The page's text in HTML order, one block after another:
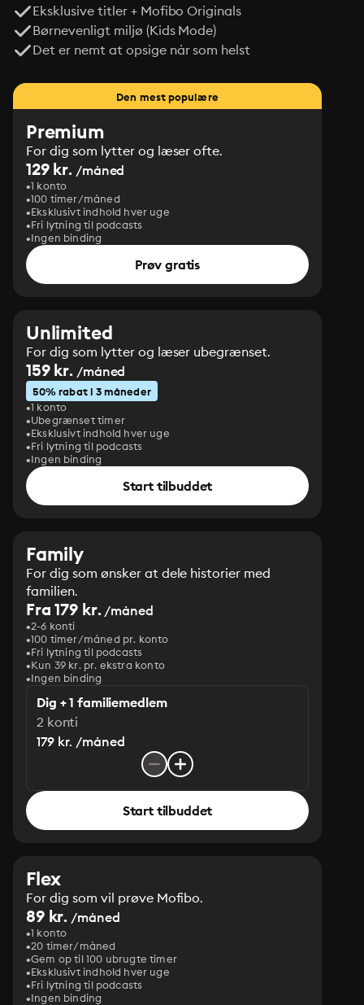
Eksklusive titler + Mofibo Originals
Børnevenligt miljø (Kids Mode)
Det er nemt at opsige når som helst
Den mest populære
Premium
For dig som lytter og læser ofte.
129 kr. /måned
1 konto
100 timer/måned
Eksklusivt indhold hver uge
Fri lytning til podcasts
Ingen binding
Prøv gratis
Unlimited
For dig som lytter og læser ubegrænset.
159 kr. /måned
50% rabat i 3 måneder
1 konto
Ubegrænset timer
Eksklusivt indhold hver uge
Fri lytning til podcasts
Ingen binding
Start tilbuddet
Family
For dig som ønsker at dele historier med
familien.
Fra 179 kr./måned
2-6 konti
100 timer/måned pr. konto
Fri lytning til podcasts
Kun 39 kr. pr. ekstra konto
Ingen binding
Dig + 1 familiemedlem
2 konti
179 kr. /måned
Start tilbuddet
Flex
For dig som vil prøve Mofibo.
89 kr. /måned
1 konto
20 timer/måned
Gem op til 100 ubrugte timer
Eksklusivt indhold hver uge
Fri lytning til podcasts
Ingen binding